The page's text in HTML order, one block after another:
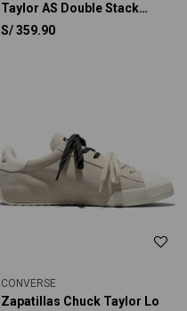
Taylor AS Double Stack
Platform Animal Graphic
S/359.90
CONVERSE
Zapatillas Chuck Taylor Lo